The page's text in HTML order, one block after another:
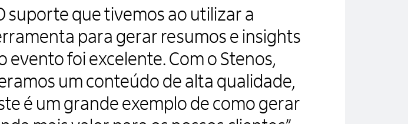
suporte que tivemos ao utilizar a
para gerar resumos e insights
evento foi excelente. Com o Stenos,
um conteúdo de alta qualidade,
é um grande exemplo de como gerar